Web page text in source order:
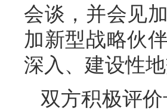
会谈，并会见
加新型战略伙
深入、建设性
双方积极评